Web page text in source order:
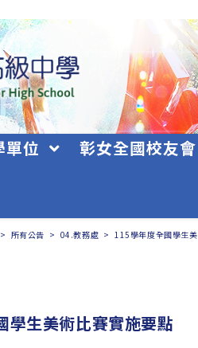
單位 彰女全國校友會
> 所有公告 > 04.教務處 > 115學年度全國學生
學生美術比賽實施要點